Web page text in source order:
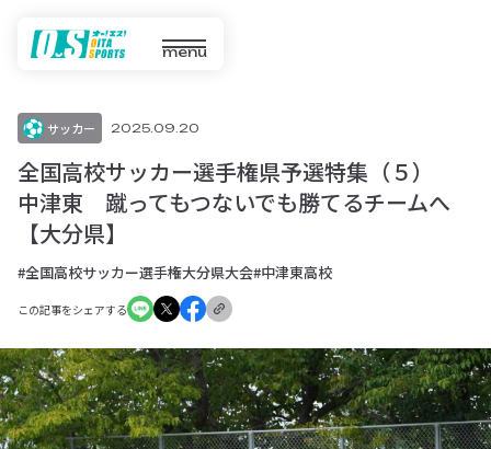
menu
サッカー 2025.09.20
全国高校サッカー選手権県予選特集（５）
中津東 蹴ってもつないでも勝てるチームへ
【大分県】
#全国高校サッカー選手権大分県大会#中津東高校
この記事をシェアする